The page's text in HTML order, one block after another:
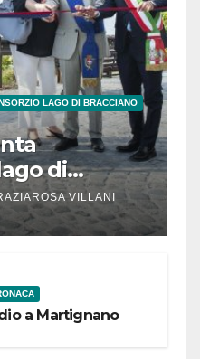
LAGO DI BRACCIANO
di
VILLANI
a Martignano